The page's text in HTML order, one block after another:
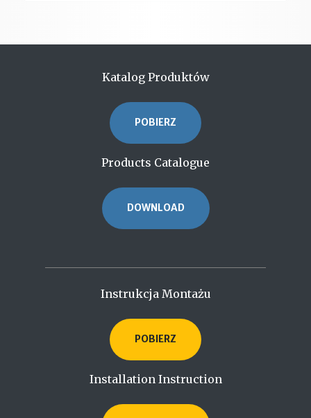
Katalog Produktów
POBIERZ
Products Catalogue
DOWNLOAD
Instrukcja Montażu
POBIERZ
Installation Instruction